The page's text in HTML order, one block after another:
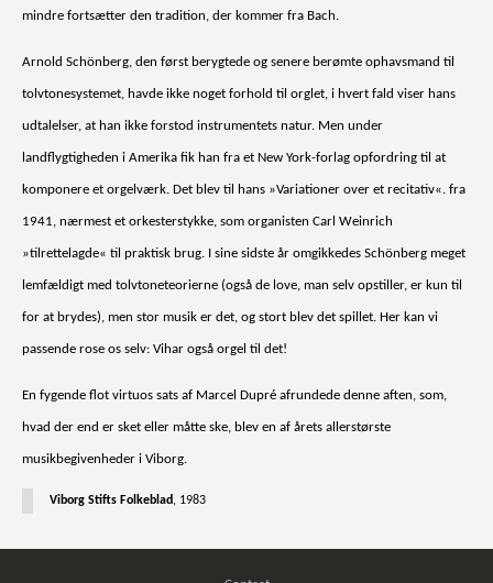
mindre fortsætter den tradition, der kommer fra Bach.
Arnold Schönberg, den først berygtede og senere berømte ophavsmand til
tolvtonesystemet, havde ikke noget forhold til orglet, i hvert fald viser hans
udtalelser, at han ikke forstod instrumentets natur. Men under
landflygtigheden i Amerika fik han fra et New York-forlag opfordring til at
komponere et orgelværk. Det blev til hans »Variationer over et recitativ«. fra
1941, nærmest et orkesterstykke, som organisten Carl Weinrich
»tilrettelagde« til praktisk brug. I sine sidste år omgikkedes Schönberg meget
lemfældigt med tolvtoneteorierne (også de love, man selv opstiller, er kun til
for at brydes), men stor musik er det, og stort blev det spillet. Her kan vi
passende rose os selv: Vihar også orgel til det!
En fygende flot virtuos sats af Marcel Dupré afrundede denne aften, som,
hvad der end er sket eller måtte ske, blev en af årets allerstørste
musikbegivenheder i Viborg.
Viborg Stifts Folkeblad, 1983